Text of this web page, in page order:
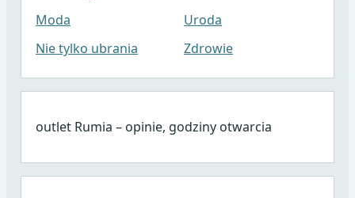
Moda
Nie tylko ubrania
Uroda
Zdrowie
outlet Rumia – opinie, godziny otwarcia